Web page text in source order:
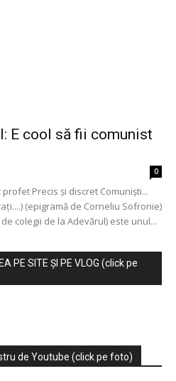
E cool să fii comunist
0
Precis şi discret Comunişti...
(epigramă de Corneliu Sofronie)
colegii de la Adevărul) este unul...
PE SITE ȘI PE VLOG (click pe
de Youtube (click pe foto)